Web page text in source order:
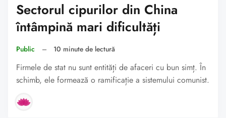
Sectorul cipurilor din China
întâmpină mari dificultăți
Public – 10 minute de lectură
Firmele de stat nu sunt entități de afaceri cu bun simț. În
schimb, ele formează o ramificație a sistemului comunist.